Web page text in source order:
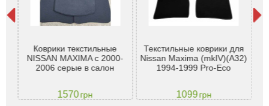
Коврики текстильные
NISSAN MAXIMA с 2000-
2006 серые в салон
1570грн
Текстильные коврики для
Nissan Maxima (mkIV)(A32)
1994-1999 Pro-Eco
1099грн